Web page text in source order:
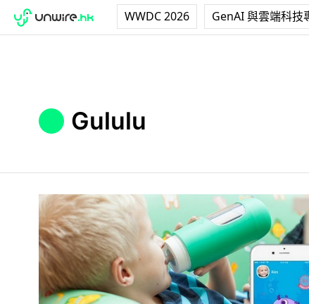
WWDC 2026 GenAI 與雲端科技
Gululu